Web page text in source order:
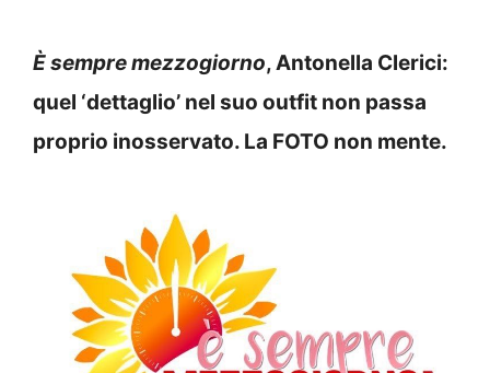
È sempre mezzogiorno, Antonella Clerici:
quel ‘dettaglio’ nel suo outfit non passa
proprio inosservato. La FOTO non mente.